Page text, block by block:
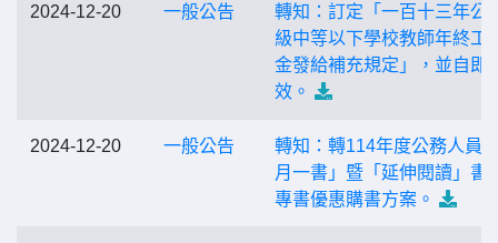
2024-12-20 一般公告
轉知：訂定「一百十三年公
級中等以下學校教師年終工
金發給補充規定」，並自即
效。
2024-12-20 一般公告
轉知：轉114年度公務人員
月一書」暨「延伸閱讀」書
專書優惠購書方案。